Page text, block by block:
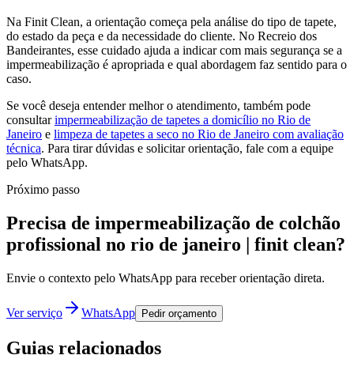
Na Finit Clean, a orientação começa pela análise do tipo de tapete,
do estado da peça e da necessidade do cliente. No Recreio dos
Bandeirantes, esse cuidado ajuda a indicar com mais segurança se a
impermeabilização é apropriada e qual abordagem faz sentido para o
caso.
Se você deseja entender melhor o atendimento, também pode
consultarimpermeabilização de tapetes a domicílio no Rio de
Janeiro e limpeza de tapetes a seco no Rio de Janeiro com avaliação
técnica. Para tirar dúvidas e solicitar orientação, fale com a equipe
pelo WhatsApp.
Próximo passo
Precisa de impermeabilização de colchão
profissional no rio de janeiro | finit clean?
Envie o contexto pelo WhatsApp para receber orientação direta.
Ver serviço WhatsApp Pedir orçamento
Guias relacionados